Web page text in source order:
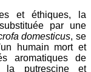
et éthiques, la
par une
domesticus, se
humain mort et
aromatiques de
la putrescine et